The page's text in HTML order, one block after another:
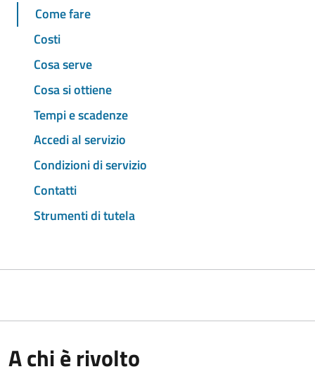
Come fare
Costi
Cosa serve
Cosa si ottiene
Tempi e scadenze
Accedi al servizio
Condizioni di servizio
Contatti
Strumenti di tutela
A chi è rivolto